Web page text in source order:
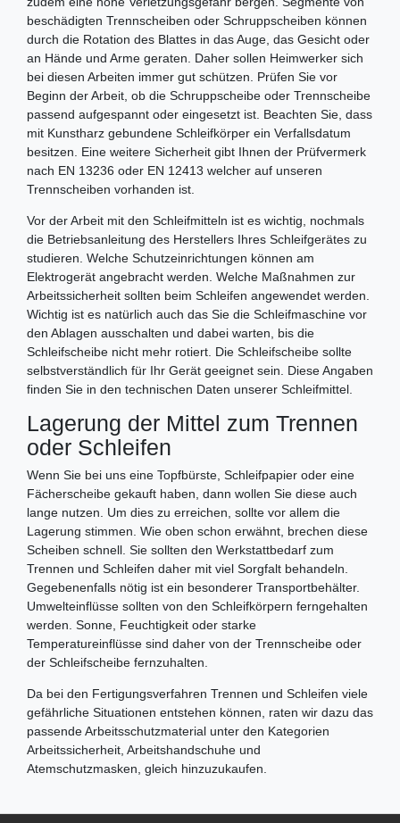
beschädigten Trennscheiben oder Schruppscheiben können
durch die Rotation des Blattes in das Auge, das Gesicht oder
an Hände und Arme geraten. Daher sollen Heimwerker sich
bei diesen Arbeiten immer gut schützen. Prüfen Sie vor
Beginn der Arbeit, ob die Schruppscheibe oder Trennscheibe
passend aufgespannt oder eingesetzt ist. Beachten Sie, dass
mit Kunstharz gebundene Schleifkörper ein Verfallsdatum
besitzen. Eine weitere Sicherheit gibt Ihnen der Prüfvermerk
nach EN 13236 oder EN 12413 welcher auf unseren
Trennscheiben vorhanden ist.
Vor der Arbeit mit den Schleifmitteln ist es wichtig, nochmals
die Betriebsanleitung des Herstellers Ihres Schleifgerätes zu
studieren. Welche Schutzeinrichtungen können am
Elektrogerät angebracht werden. Welche Maßnahmen zur
Arbeitssicherheit sollten beim Schleifen angewendet werden.
Wichtig ist es natürlich auch das Sie die Schleifmaschine vor
den Ablagen ausschalten und dabei warten, bis die
Schleifscheibe nicht mehr rotiert. Die Schleifscheibe sollte
selbstverständlich für Ihr Gerät geeignet sein. Diese Angaben
finden Sie in den technischen Daten unserer Schleifmittel.
Lagerung der Mittel zum Trennen
oder Schleifen
Wenn Sie bei uns eine Topfbürste, Schleifpapier oder eine
Fächerscheibe gekauft haben, dann wollen Sie diese auch
lange nutzen. Um dies zu erreichen, sollte vor allem die
Lagerung stimmen. Wie oben schon erwähnt, brechen diese
Scheiben schnell. Sie sollten den Werkstattbedarf zum
Trennen und Schleifen daher mit viel Sorgfalt behandeln.
Gegebenenfalls nötig ist ein besonderer Transportbehälter.
Umwelteinflüsse sollten von den Schleifkörpern ferngehalten
werden. Sonne, Feuchtigkeit oder starke
Temperatureinflüsse sind daher von der Trennscheibe oder
der Schleifscheibe fernzuhalten.
Da bei den Fertigungsverfahren Trennen und Schleifen viele
gefährliche Situationen entstehen können, raten wir dazu das
passende Arbeitsschutzmaterial unter den Kategorien
Arbeitssicherheit, Arbeitshandschuhe und
Atemschutzmasken, gleich hinzuzukaufen.